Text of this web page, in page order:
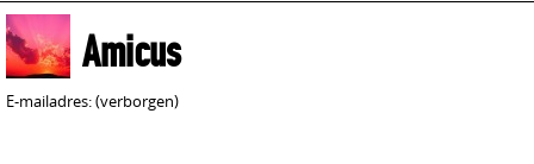
Amicus
E-mailadres: (verborgen)